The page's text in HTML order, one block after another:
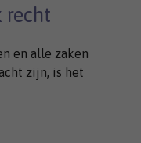
recht
en alle zaken
zijn, is het